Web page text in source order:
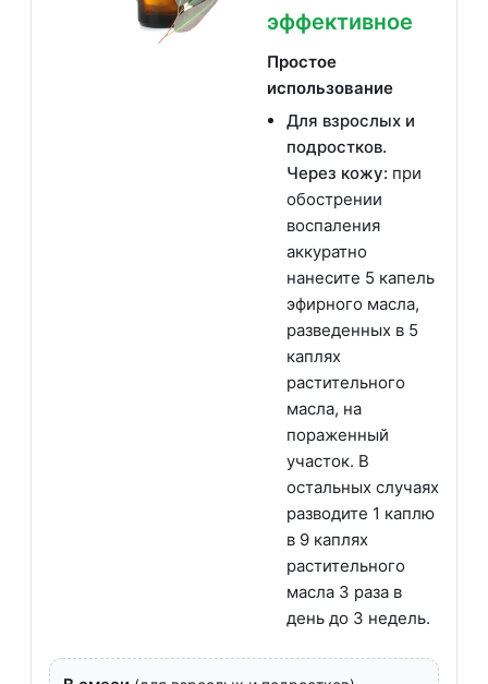
эффективное
Простое
использование
Для взрослых и
подростков.
Через кожу: при
обострении
воспаления
аккуратно
нанесите 5 капель
эфирного масла,
разведенных в 5
каплях
растительного
масла, на
пораженный
участок. В
остальных случаях
разводите 1 каплю
в 9 каплях
растительного
масла 3 раза в
день до 3 недель.